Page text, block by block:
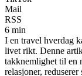
Mail
RSS
6 min
I en travel hverdag
livet rikt. Denne
takknemlighet til en
relasjoner,